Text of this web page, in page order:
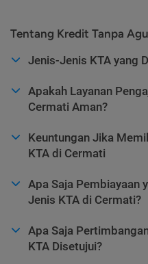
Tentang Kredit Tanpa
Jenis-Jenis KTA yang
Apakah Layanan
Cermati Aman?
Keuntungan Jika
KTA di Cermati
Apa Saja Pembiayaan
Jenis KTA di Cermati?
Apa Saja
KTA Disetujui?